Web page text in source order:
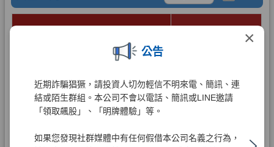
×
公告
近期詐騙猖獗，請投資人切勿輕信不明來電、簡訊、連
結或陌生群組。本公司不會以電話、簡訊或LINE邀請
「領取飆股」、「明牌體驗」等。
如果您發現社群媒體中有任何假借本公司名義之行為，